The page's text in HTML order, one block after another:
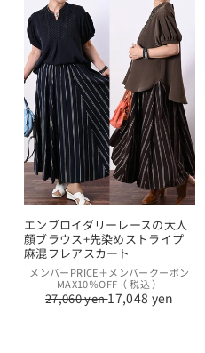
エンブロイダリーレースの大人
顔ブラウス+先染めストライプ
麻混フレアスカート
通
常
価
セ
ー
ル
メンバーPRICE＋メンバークーポン
MAX10％OFF（ 税込 ）
27,060 yen17,048 yen